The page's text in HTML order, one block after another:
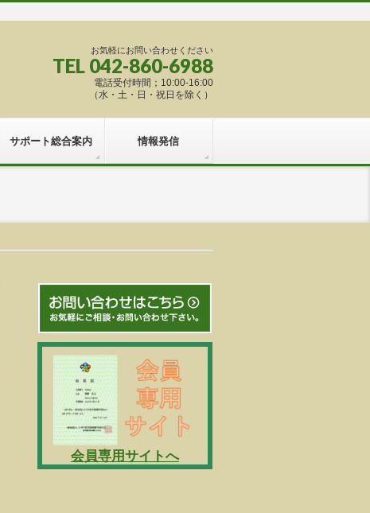
お気軽にお問い合わせください
TEL 042-860-6988
電話受付時間；10:00-16:00
（水・土・日・祝日を除く）
サポート総合案内 情報発信
会員専用サイトへ